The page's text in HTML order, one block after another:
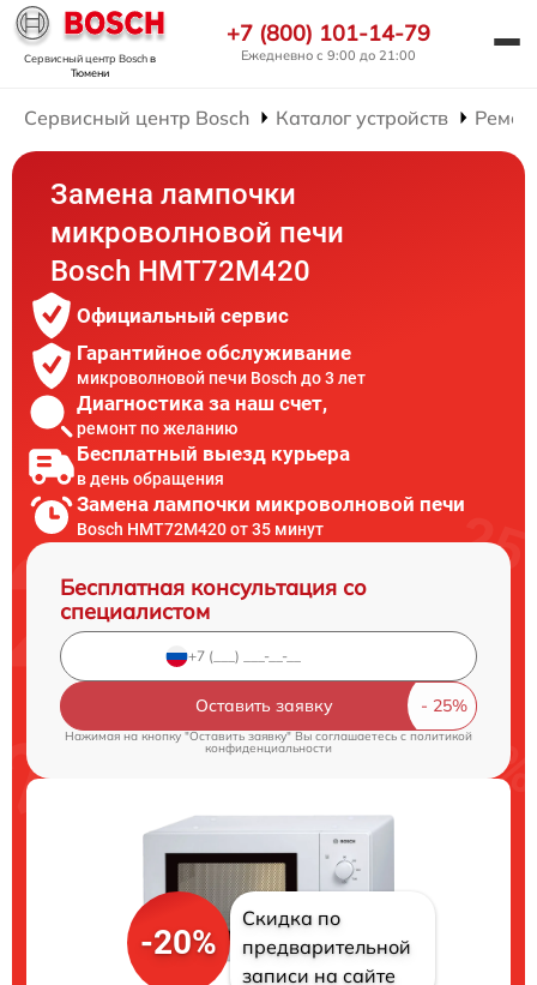
Сервисный центр Boschв
Тюмени
+7 (800) 101-14-79
Ежедневно с 9:00 до 21:00
Сервисный центр Bosch Каталог устройств
Замена лампочки
микроволновой печи
Bosch HMT72M420
Официальный сервис
Гарантийное обслуживание
микроволновой печи Bosch до 3 лет
Диагностика за наш счет,
ремонт по желанию
Бесплатный выезд курьера
в день обращения
Замена лампочки микроволновой печи
Bosch HMT72M420 от 35 минут
Бесплатная консультация со
специалистом
Оставить заявку
Нажимая на кнопку "Оставить заявку" Вы соглашаетесь cполитикой
конфиденциальности
-20%
Скидка по
предварительной
записи на сайте